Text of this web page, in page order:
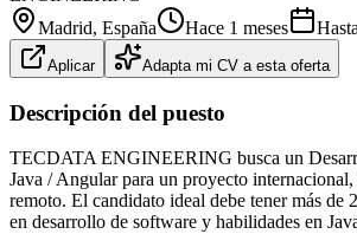
Madrid, España Hace 1 meses Hasta
Aplicar Adapta mi CV a esta oferta
Descripción del puesto
TECDATA ENGINEERING busca un
Java / Angular para un proyecto
remoto. El candidato ideal debe tener más de
en desarrollo de software y habilidades en